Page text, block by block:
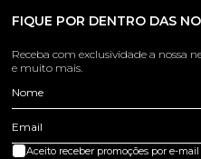
FIQUE POR DENTRO DAS
Receba com exclusividade a nossa
e muito mais.
Nome
Email
Aceito receber promoções por e-mail